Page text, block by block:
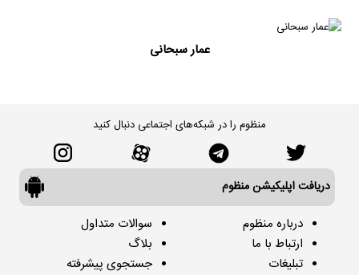
عمار سبحانی
منظوم را در شبکه‌های اجتماعی دنبال کنید
دریافت اپلیکیشن منظوم
درباره منظوم
ارتباط با ما
تبلیغات
سوالات متداول
بلاگ
جستجوی پیشرفته